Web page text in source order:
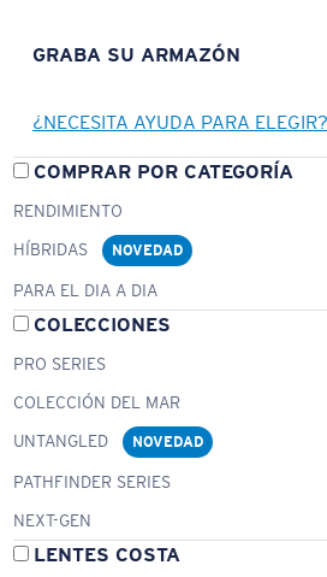
GRABA SU ARMAZÓN
¿NECESITA AYUDA PARA ELEGIR?
COMPRAR POR CATEGORÍA
RENDIMIENTO
HÍBRIDAS
NOVEDAD
PARA EL DIA A DIA
COLECCIONES
PRO SERIES
COLECCIÓN DEL MAR
UNTANGLED
NOVEDAD
PATHFINDER SERIES
NEXT-GEN
LENTES COSTA